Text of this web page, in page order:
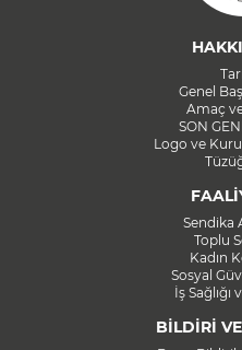
Genel
Amaç
SON
Logo ve
Sendika
Toplu
Kadın
Sosyal
İş Sağlığı
BİLDİRİ